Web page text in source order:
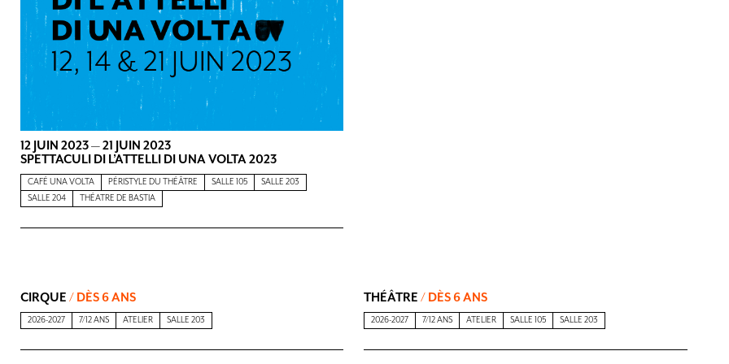
12 JUIN 2023—21 JUIN 2023
SPETTACULI DI L’ATTELLI DI UNA VOLTA 2023
CAFÉ UNA VOLTA PÉRISTYLE DU THÉÂTRE SALLE 105
SALLE 203
SALLE 204
THÉATRE DE BASTIA
CIRQUE / DÈS 6 ANS
2026-2027 7/12 ANS ATELIER SALLE 203
THÉÂTRE/ DÈS 6 ANS
2026-2027 7/12 ANS ATELIER SALLE 105 SALLE 203